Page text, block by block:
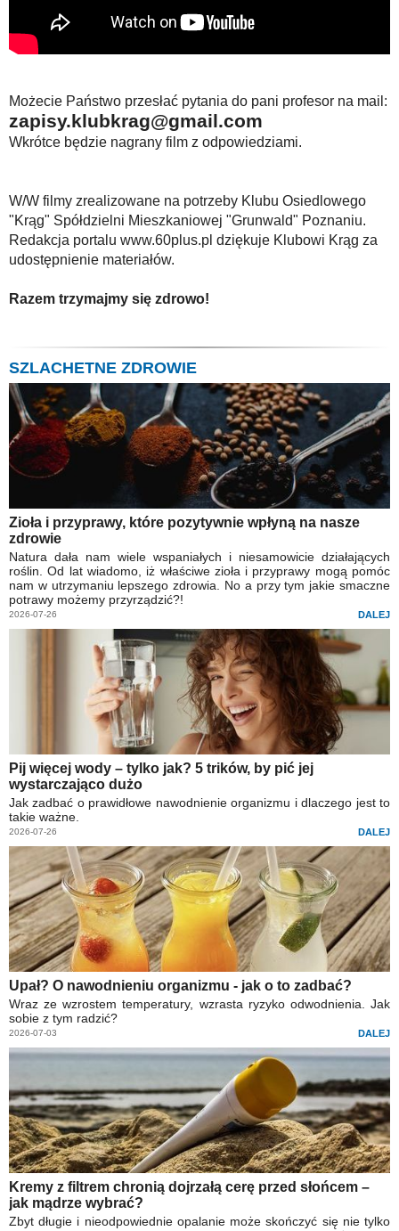
Możecie Państwo przesłać pytania do pani profesor na mail:
zapisy.klubkrag@gmail.com
Wkrótce będzie nagrany film z odpowiedziami.
W/W filmy zrealizowane na potrzeby Klubu Osiedlowego
"Krąg" Spółdzielni Mieszkaniowej "Grunwald" Poznaniu.
Redakcja portalu www.60plus.pl dziękuje Klubowi Krąg za
udostępnienie materiałów.
Razem trzymajmy się zdrowo!
SZLACHETNE ZDROWIE
Zioła i przyprawy, które pozytywnie wpłyną na nasze
zdrowie
Natura dała nam wiele wspaniałych i niesamowicie działających
roślin. Od lat wiadomo, iż właściwe zioła i przyprawy mogą pomóc
nam w utrzymaniu lepszego zdrowia. No a przy tym jakie smaczne
potrawy możemy przyrządzić?!
2026-07-26 DALEJ
Pij więcej wody – tylko jak? 5 trików, by pić jej
wystarczająco dużo
Jak zadbać o prawidłowe nawodnienie organizmu i dlaczego jest to
takie ważne.
2026-07-26 DALEJ
Upał? O nawodnieniu organizmu - jak o to zadbać?
Wraz ze wzrostem temperatury, wzrasta ryzyko odwodnienia. Jak
sobie z tym radzić?
2026-07-03 DALEJ
Kremy z filtrem chronią dojrzałą cerę przed słońcem –
jak mądrze wybrać?
Zbyt długie i nieodpowiednie opalanie może skończyć się nie tylko